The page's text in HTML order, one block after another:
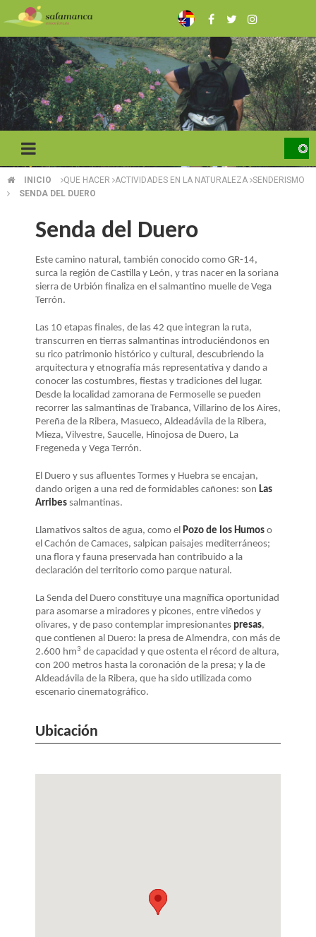
Pasar
al
contenido
principal
SOBRESCRIBIR
AYUDA
NAVEGACIÓN
INICIO QUE HACER ACTIVIDADES EN LA NATURALEZA SENDERISMO
SENDA DEL DUERO
Senda del Duero
Este camino natural, también conocido como GR-14,
surca la región de Castilla y León, y tras nacer en la soriana
sierra de Urbión finaliza en el salmantino muelle de Vega
Terrón.
Las 10 etapas finales, de las 42 que integran la ruta,
transcurren en tierras salmantinas introduciéndonos en
su rico patrimonio histórico y cultural, descubriendo la
arquitectura y etnografía más representativa y dando a
conocer las costumbres, fiestas y tradiciones del lugar.
Desde la localidad zamorana de Fermoselle se pueden
recorrer las salmantinas de Trabanca, Villarino de los Aires,
Pereña de la Ribera, Masueco, Aldeadávila de la Ribera,
Mieza, Vilvestre, Saucelle, Hinojosa de Duero, La
Fregeneda y Vega Terrón.
El Duero y sus afluentes Tormes y Huebra se encajan,
dando origen a una red de formidables cañones: son Las
Arribes salmantinas.
Llamativos saltos de agua, como el Pozo de los Humos o
el Cachón de Camaces, salpican paisajes mediterráneos;
una flora y fauna preservada han contribuido a la
declaración del territorio como parque natural.
La Senda del Duero constituye una magnífica oportunidad
para asomarse a miradores y picones, entre viñedos y
olivares, y de paso contemplar impresionantes presas,
que contienen al Duero: la presa de Almendra, con más de
2.600 hm3 de capacidad y que ostenta el récord de altura,
con 200 metros hasta la coronación de la presa; y la de
Aldeadávila de la Ribera, que ha sido utilizada como
escenario cinematográfico.
Ubicación